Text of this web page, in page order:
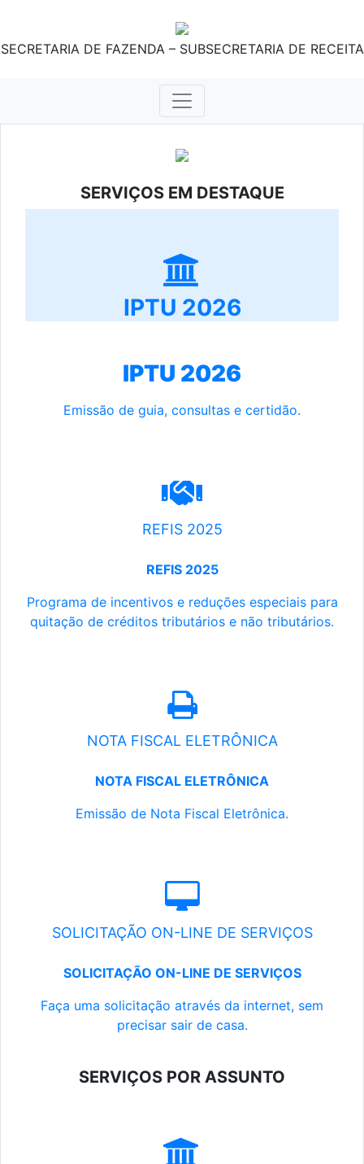
SECRETARIA DE FAZENDA – SUBSECRETARIA DE RECEITA
SERVIÇOS EM DESTAQUE
IPTU 2026
IPTU 2026
Emissão de guia, consultas e certidão.
REFIS 2025
REFIS 2025
Programa de incentivos e reduções especiais para
quitação de créditos tributários e não tributários.
NOTA FISCAL ELETRÔNICA
NOTA FISCAL ELETRÔNICA
Emissão de Nota Fiscal Eletrônica.
SOLICITAÇÃO ON-LINE DE SERVIÇOS
SOLICITAÇÃO ON-LINE DE SERVIÇOS
Faça uma solicitação através da internet, sem
precisar sair de casa.
SERVIÇOS POR ASSUNTO